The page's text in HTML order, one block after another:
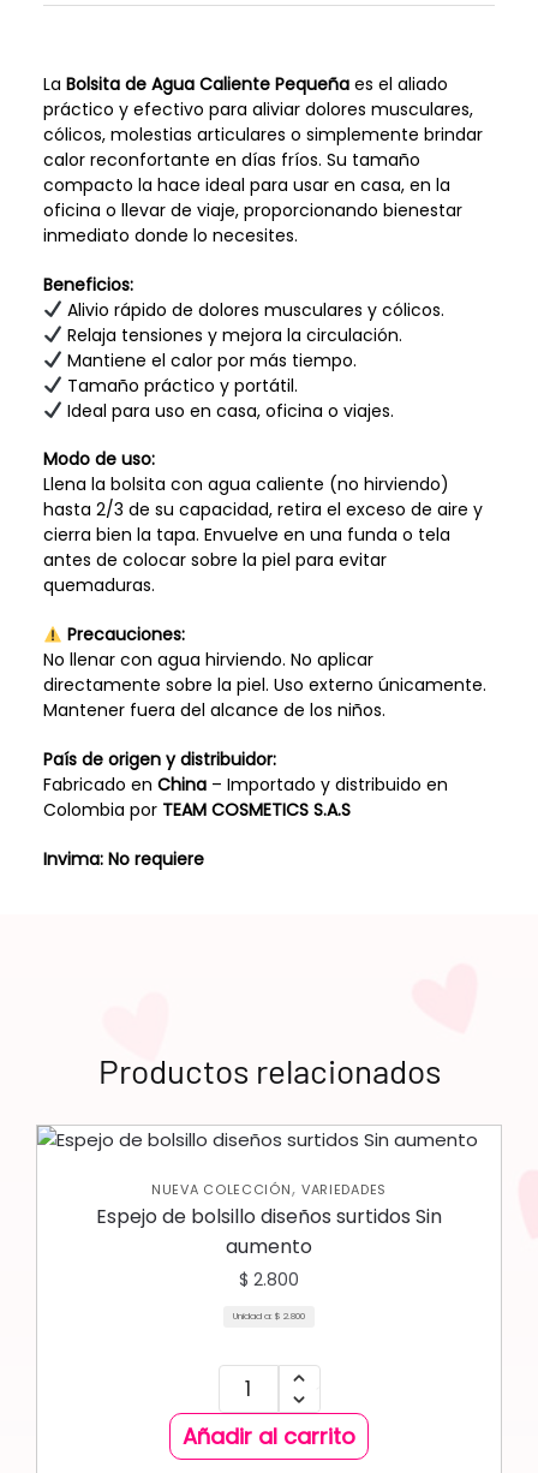
La Bolsita de Agua Caliente Pequeñaes el aliado
práctico y efectivo para aliviar dolores musculares,
cólicos, molestias articulares o simplemente brindar
calor reconfortante en días fríos. Su tamaño
compacto la hace ideal para usar en casa, en la
oficina o llevar de viaje, proporcionando bienestar
inmediato donde lo necesites.
Beneficios:
Alivio rápido de dolores musculares y cólicos.
Relaja tensiones y mejora la circulación.
Mantiene el calor por más tiempo.
Tamaño práctico y portátil.
Ideal para uso en casa, oficina o viajes.
Modo de uso:
Llena la bolsita con agua caliente (no hirviendo)
hasta 2/3 de su capacidad, retira el exceso de aire y
cierra bien la tapa. Envuelve en una funda o tela
antes de colocar sobre la piel para evitar
quemaduras.
Precauciones:
No llenar con agua hirviendo. No aplicar
directamente sobre la piel. Uso externo únicamente.
Mantener fuera del alcance de los niños.
País de origen y distribuidor:
Fabricado en China– Importado y distribuido en
Colombia por TEAM COSMETICS S.A.S
Invima: No requiere
Productos relacionados
NUEVA COLECCIÓN, VARIEDADES
Espejo de bolsillo diseños surtidos Sin
aumento
$ 2.800
Unidad a: $ 2.800
Añadir al carrito